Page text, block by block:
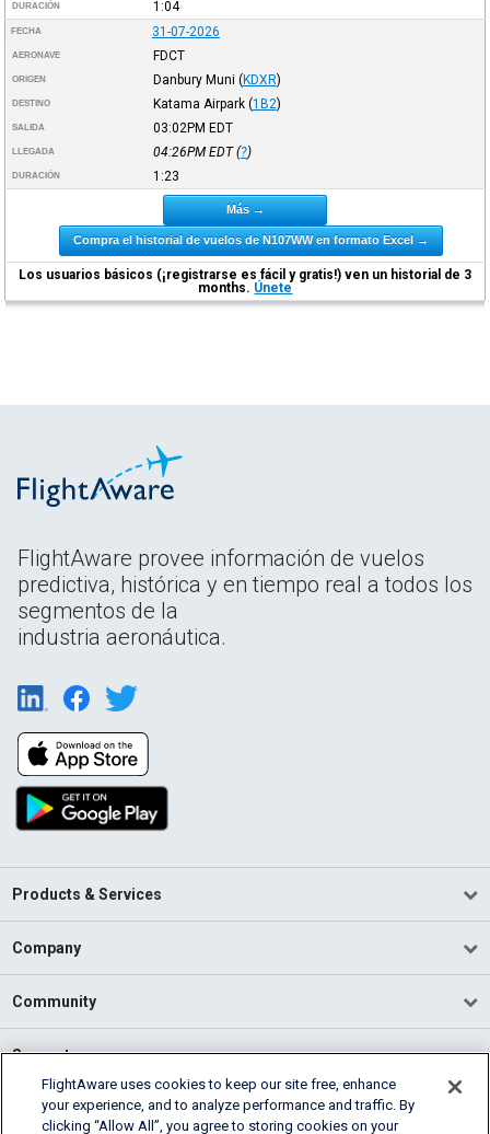
DURACIÓN 1:04
FECHA 31-07-2026
AERONAVE FDCT
ORIGEN Danbury Muni (KDXR)
DESTINO Katama Airpark (1B2)
SALIDA 03:02PM EDT
LLEGADA 04:26PM EDT(?)
DURACIÓN 1:23
Más →
Compra el historial de vuelos de N107WW en formato Excel →
Los usuarios básicos (¡registrarse es fácil y gratis!) ven un historial de 3
months. Únete
FlightAware provee información de vuelos
predictiva, histórica y en tiempo real a todos los
segmentos de la
industria aeronáutica.
Products & Services
Company
Community
Support
English (USA)
FlightAware uses cookies to keep our site free, enhance
your experience, and to analyze performance and traffic. By
clicking “Allow All”, you agree to storing cookies on your